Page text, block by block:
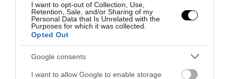
I want to opt-out of Collection, Use,
Retention, Sale, and/or Sharing of my
Personal Data that Is Unrelated with the
Purposes for which it was collected.
Opted Out
Google consents
I want to allow Google to enable storage
ΤΕΛΕΥΤΑΙΕΣ ΕΙΔΗΣΕΙΣ